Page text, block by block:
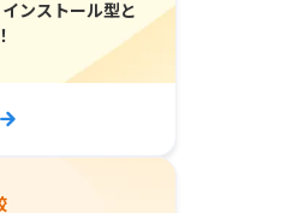
ンストール型と